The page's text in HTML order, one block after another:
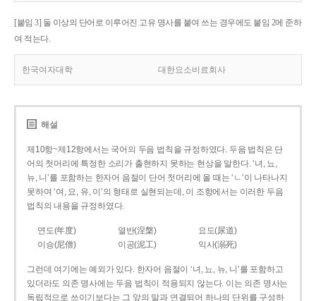
[붙임 3] 둘 이상의 단어로 이루어진 고유 명사를 붙여 쓰는 경우에도 붙임 2에 준하
여 적는다.
한국여자대학 대한요소비료회사
해설
제10항~제12항에서는 국어의 두음 법칙을 규정하였다. 두음 법칙은 단
어의 첫머리에 특정한 소리가 출현하지 못하는 현상을 말한다. ‘녀, 뇨,
뉴, 니’를 포함하는 한자어 음절이 단어 첫머리에 올 때는 ‘ㄴ’이 나타나지
못하여 ‘여, 요, 유, 이’의 형태로 실현되는데, 이 조항에서는 이러한 두음
법칙의 내용을 규정하였다.
연도(年度) 열반(涅槃)
요도(尿道)
이승(尼僧)
이공(泥工) 익사(溺死)
그런데 여기에는 예외가 있다. 한자어 음절이 ‘녀, 뇨, 뉴, 니’를 포함하고
있더라도 의존 명사에는 두음 법칙이 적용되지 않는다. 이는 의존 명사는
독립적으로 쓰이기보다는 그 앞의 말과 연결되어 하나의 단위를 구성하